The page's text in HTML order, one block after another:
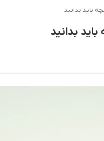
باید بدانید
بدانید